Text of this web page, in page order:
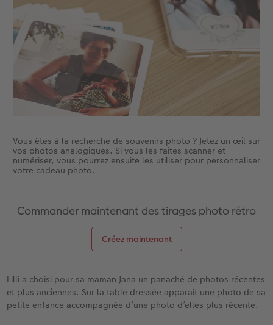
Vous êtes à la recherche de souvenirs photo ? Jetez un œil sur
vos photos analogiques. Si vous les faites scanner et
numériser, vous pourrez ensuite les utiliser pour personnaliser
votre cadeau photo.
Commander maintenant des tirages photo rétro
Créez maintenant
Lilli a choisi pour sa maman Jana un panaché de photos récentes
et plus anciennes. Sur la table dressée apparaît une photo de sa
petite enfance accompagnée d’une photo d’elles plus récente.